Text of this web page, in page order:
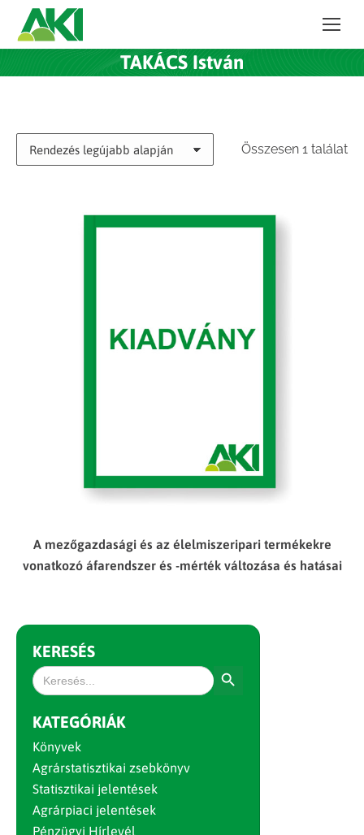
TAKÁCS István
Összesen 1 találat
A mezőgazdasági és az élelmiszeripari termékekre
vonatkozó áfarendszer és -mérték változása és hatásai
KERESÉS
Search
for:
KATEGÓRIÁK
Könyvek
Agrárstatisztikai zsebkönyv
Statisztikai jelentések
Agrárpiaci jelentések
Pénzügyi Hírlevél